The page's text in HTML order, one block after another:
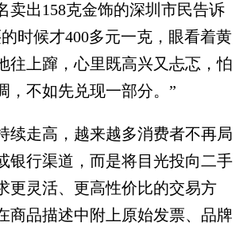
卖出158克金饰的深圳市民告诉
时候才400多元一克，眼看着黄
往上蹿，心里既高兴又忐忑，怕
，不如先兑现一部分。”
走高，越来越多消费者不再局
银行渠道，而是将目光投向二手
更灵活、更高性价比的交易方
商品描述中附上原始发票、品牌